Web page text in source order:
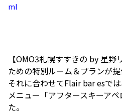
ml
【OMO3札幌すすきの by 星
ための特別ルーム＆プランが
それに合わせてFlair bar esで
メニュー「アフタースキーア
た。